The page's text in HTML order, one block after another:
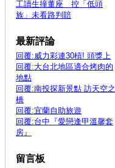
工讀生撞董座 控「低頭
族」未看路判賠
最新評論
回覆:威力彩連30槓! 頭獎上
回覆:大台北地區適合烤肉的
地點
回覆:南投探新景點 訪天空之
橋
回覆:宜蘭自助旅遊
回覆:台中『愛戀逢甲溫馨套
房』
留言板